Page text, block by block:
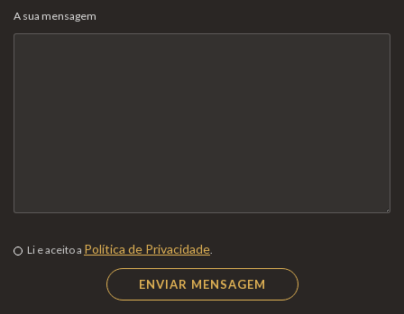
A sua mensagem
Li e aceito a Política de Privacidade.